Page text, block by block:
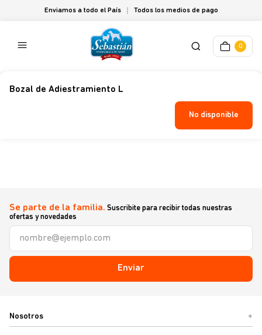
Enviamos a todo el País Todos los medios de pago
0
Bozal de Adiestramiento L
No disponible
Se parte de la familia. Suscribite para recibir todas nuestras
ofertas y novedades
Enviar
Nosotros +